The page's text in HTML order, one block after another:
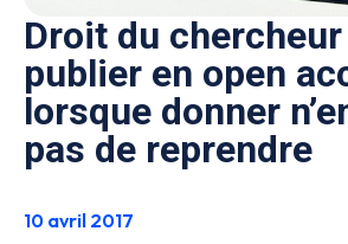
Droit du
publier en open
lorsque donner
pas de reprendre
10 avril 2017